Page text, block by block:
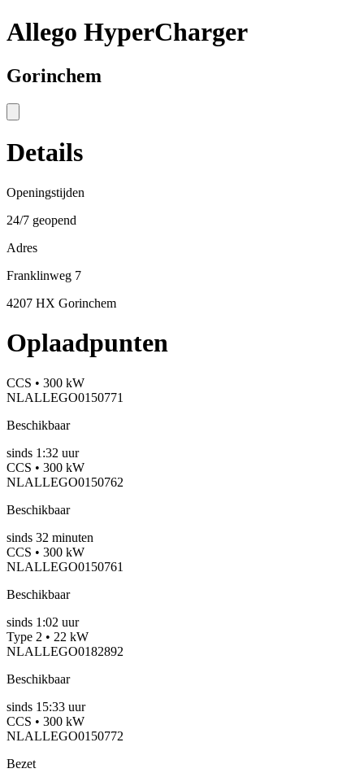
Allego HyperCharger
Gorinchem
Details
Openingstijden
24/7 geopend
Adres
Franklinweg 7
4207 HX Gorinchem
Oplaadpunten
CCS • 300 kW
NLALLEGO0150771
Beschikbaar
sinds 1:32 uur
CCS • 300 kW
NLALLEGO0150762
Beschikbaar
sinds 32 minuten
CCS • 300 kW
NLALLEGO0150761
Beschikbaar
sinds 1:02 uur
Type 2 • 22 kW
NLALLEGO0182892
Beschikbaar
sinds 15:33 uur
CCS • 300 kW
NLALLEGO0150772
Bezet